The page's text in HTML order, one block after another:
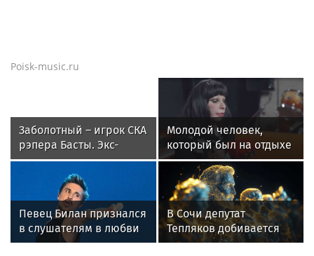
Poisk-music.ru
Заболотный – игрок СКА
рэпера Басты. Экс-
форвард «Спартака»
будет получать 500
тысяч в месяц
Молодой человек,
который был на отдыхе
с Агузаровой, опроверг
роман с певицей
Певец Билан признался
в слушателям в любви
после критики
В Сочи депутат
Тепляков добивается
изменений в Генплан